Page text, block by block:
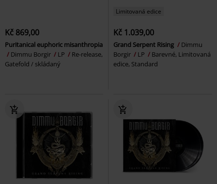
Kč 869,00
Puritanical euphoric misanthropia
Dimmu Borgir
LP
Re-release,
Gatefold / skládaný
Limitovaná edice
Kč 1.039,00
Grand Serpent Rising
Dimmu
Borgir
LP
Barevné, Limitovaná
edice, Standard